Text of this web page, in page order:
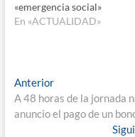
«emergencia social»
En «ACTUALIDAD»
Navegación
de
AnteriorEntrada
anterior:
A 48 horas de la jornada
anuncio el pago de un